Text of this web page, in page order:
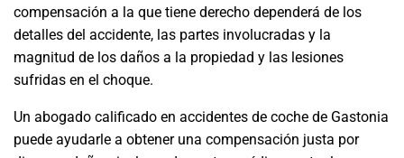
compensación a la que tiene derecho dependerá de los
detalles del accidente, las partes involucradas y la
magnitud de los daños a la propiedad y las lesiones
sufridas en el choque.
Un abogado calificado en accidentes de coche de Gastonia
puede ayudarle a obtener una compensación justa por